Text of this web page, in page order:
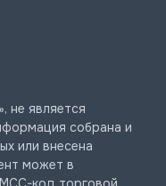
не является
собрана и
или внесена
может в